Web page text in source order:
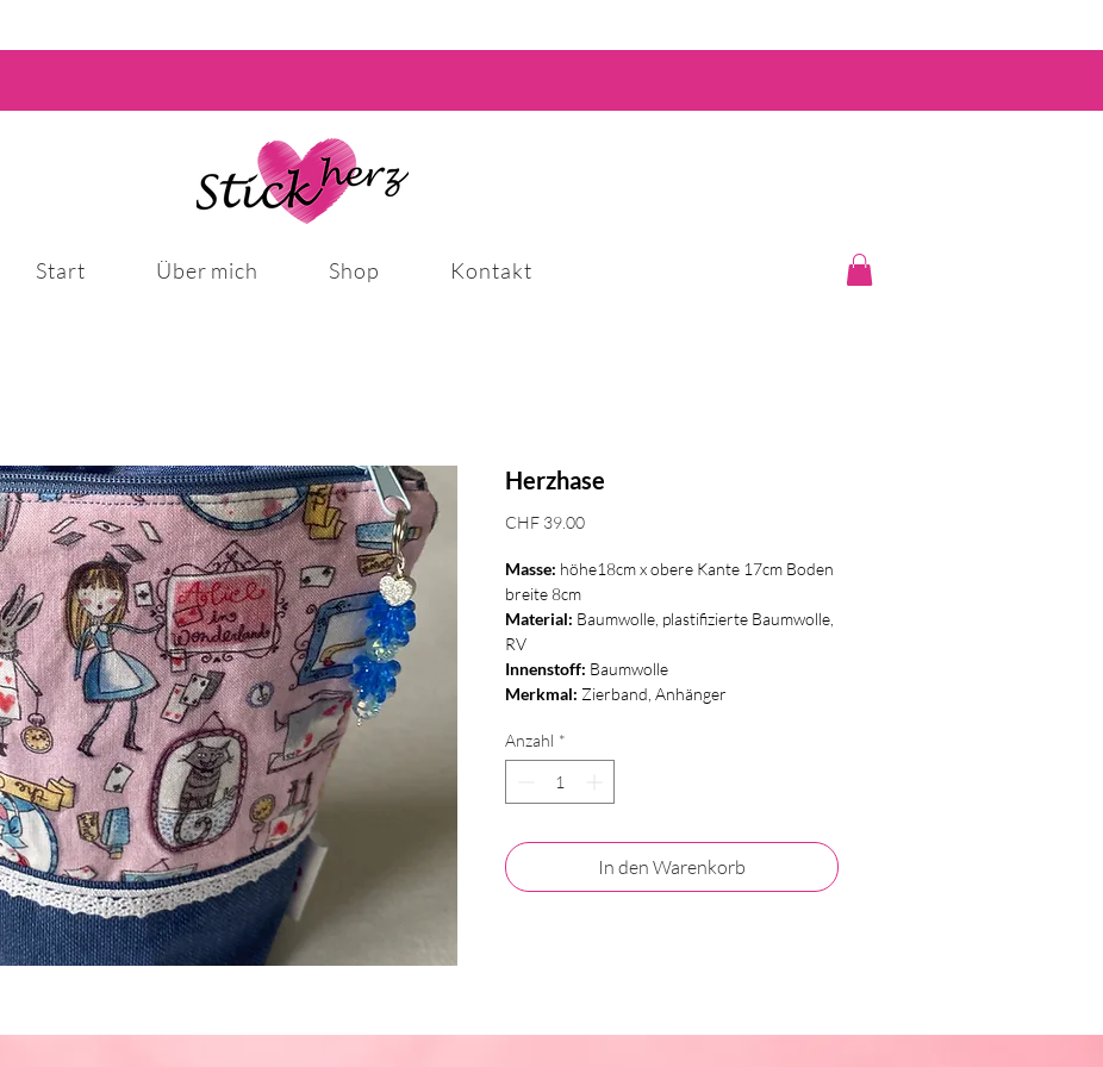
Start Über mich Shop Kontakt
Herzhase
CHF 39.00Preis
Masse: höhe18cm x obere Kante 17cm Boden
breite 8cm
Material: Baumwolle, plastifizierte Baumwolle,
RV
Innenstoff: Baumwolle
Merkmal: Zierband, Anhänger
Anzahl *
In den Warenkorb